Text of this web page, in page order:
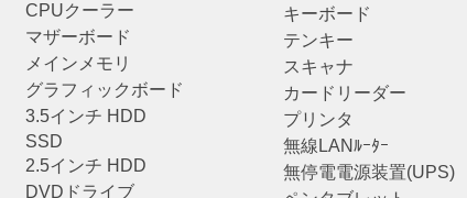
CPUクーラー
マザーボード
メインメモリ
グラフィックボード
3.5インチ HDD
SSD
2.5インチ HDD
DVDドライブ
キーボード
テンキー
スキャナ
カードリーダー
プリンタ
無線LANﾙｰﾀｰ
無停電電源装置(UPS)